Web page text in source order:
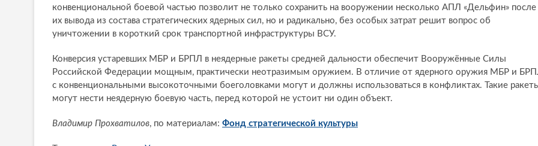
конвенциональной боевой частью позволит не только сохранить на вооружении несколько АПЛ «Дельфин» после
их вывода из состава стратегических ядерных сил, но и радикально, без особых затрат решит вопрос об
уничтожении в короткий срок транспортной инфраструктуры ВСУ.
Конверсия устаревших МБР и БРПЛ в неядерные ракеты средней дальности обеспечит Вооружённые Силы
Российской Федерации мощным, практически неотразимым оружием. В отличие от ядерного оружия МБР и
с конвенциональными высокоточными боеголовками могут и должны использоваться в конфликтах. Такие
могут нести неядерную боевую часть, перед которой не устоит ни один объект.
Владимир Прохватилов, по материалам: Фонд стратегической культуры